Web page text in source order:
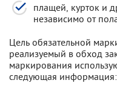
плащей, курток и
независимо от
Цель обязательной
реализуемый в обход
маркирования
следующая информация: